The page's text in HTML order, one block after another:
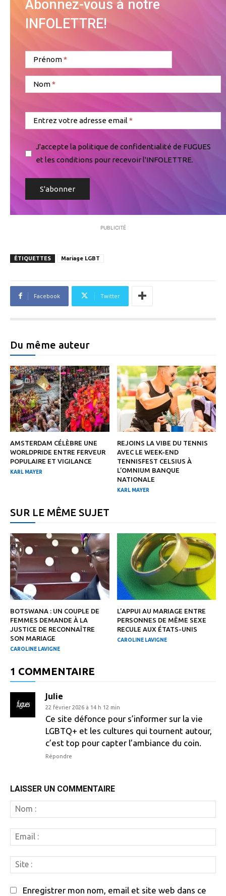
Abonnez-vous à notre
INFOLETTRE!
Prénom
Nom
Entrez votre adresse email
J'accepte la politique de confidentialité de FUGUES
et les conditions pour recevoir l'INFOLETTRE.
PUBLICITÉ
ÉTIQUETTES Mariage LGBT
Facebook Twitter
Du même auteur
AMSTERDAM CÉLÈBRE UNE
WORLDPRIDE ENTRE FERVEUR
POPULAIRE ET VIGILANCE
KARL MAYER
REJOINS LA VIBE DU TENNIS
AVEC LE WEEK-END
TENNISFEST CELSIUS À
L’OMNIUM BANQUE
NATIONALE
KARL MAYER
SUR LE MÊME SUJET
BOTSWANA : UN COUPLE DE
FEMMES DEMANDE À LA
JUSTICE DE RECONNAÎTRE
SON MARIAGE
CAROLINE LAVIGNE
L’APPUI AU MARIAGE ENTRE
PERSONNES DE MÊME SEXE
RECULE AUX ÉTATS-UNIS
CAROLINE LAVIGNE
1 COMMENTAIRE
Julie
22 février 2026 à 14 h 12 min
Ce site défonce pour s’informer sur la vie
LGBTQ+ et les cultures qui tournent autour,
c’est top pour capter l’ambiance du coin.
Répondre
LAISSER UN COMMENTAIRE
:
:
:
Enregistrer mon nom, email et site web dans ce